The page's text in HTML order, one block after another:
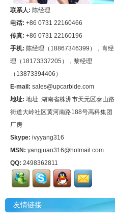
联系人: 陈经理
电话: +86 0731 22160466
传真: +86 0731 22160196
手机: 陈经理（18867346399），肖经
理（18173337205），黎经理
（13873394406）
E-mail: sales@upcarbide.com
地址: 地址: 湖南省株洲市天元区泰山路
街道大岭社区黄河南路188号高科集团
厂房
Skype: ivyyang316
MSN: yangjuan316@hotmail.com
QQ: 2498362811
友情链接